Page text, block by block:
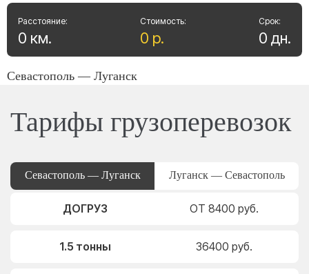
Стоимость:
0 р.
Расстояние:
0 км.
Срок:
0 дн.
Севастополь — Луганск
Тарифы грузоперевозок
Севастополь — Луганск Луганск — Севастополь
ДОГРУЗ ОТ 8400 руб.
1.5 тонны 36400 руб.